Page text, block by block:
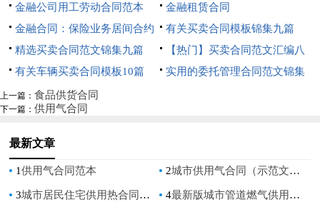
金融公司用工劳动合同范本
金融租赁合同
金融合同：保险业务居间合约
有关买卖合同模板锦集九篇
精选买卖合同范文锦集九篇
【热门】买卖合同范文汇编八
篇
有关车辆买卖合同模板10篇
实用的委托管理合同范文锦集
上一篇： 食品供货合同
下一篇： 供用气合同
最新文章
1供用气合同范本 2城市供用气合同（示范文本）
3城市居民住宅供用热合同范本 4最新版城市管道燃气供用气合同